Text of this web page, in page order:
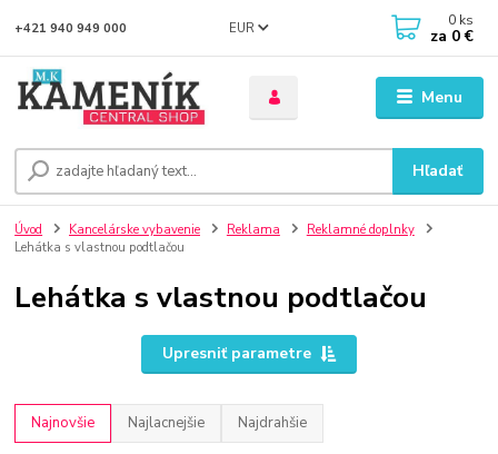
Menu
EUR
Hľadať
+421 940 949 000 0 ks
za 0 €
Úvod Kancelárske vybavenie Reklama
Reklamné doplnky
Lehátka s vlastnou podtlačou
Lehátka s vlastnou podtlačou
Upresniť parametre
Najnovšie Najlacnejšie Najdrahšie